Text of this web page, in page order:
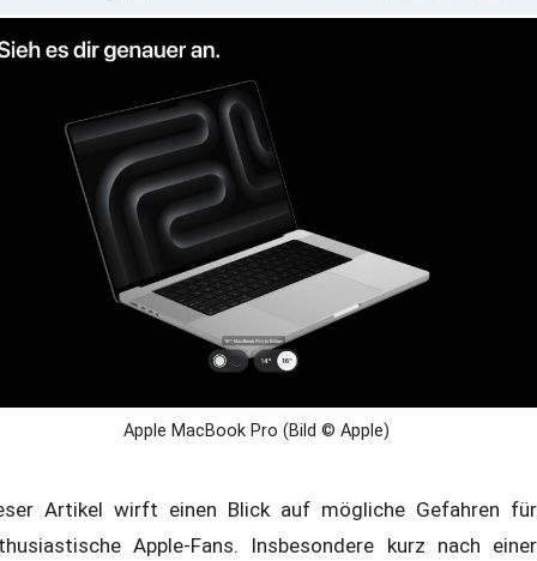
gesellschaftliches Ereignis, dem viele Menschen
entgegenfiebern. Das Unternehmen gilt nämlich als
und hat eine starke Fangemeinde innerhalb
IT-Welt. Doch Kriminelle machen sich diesen Umstand
gerne zunutze, indem sie das Interesse an neuen
für gezielte Betrugsmaschen missbrauchen.
Risiken werden dabei oft unterschätzt.
Apple MacBook Pro (Bild © Apple)
Artikel wirft einen Blick auf mögliche Gefahren für
Apple-Fans. Insbesondere kurz nach einer